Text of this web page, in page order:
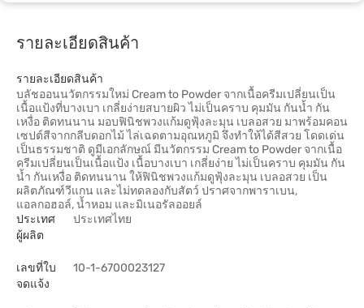
รายละเอียดสินค้า
รายละเอียดสินค้า
บลัชออนนวัตกรรมใหม่ Cream to Powder จากเนื้อครีมเปลี่ยนเป็น
เนื้อแป้งที่บางเบา เกลี่ยง่ายสบายผิว ไม่เป็นคราบ คุมมัน กันน้ำ กัน
เหงื่อ ติดทนนาน มอบฟินิชพวงแก้มดูฟุ้งละมุน เบลอสวย มาพร้อมคอน
เซปต์สีจากกลีบดอกไม้ ไล่เฉดตามอุณหภูมิ จึงทำให้ได้สีสวย โดดเด่น
เป็นธรรมชาติ ดูมีเอกลักษณ์ มีนวัตกรรม Cream to Powder จากเนื้อ
ครีมเปลี่ยนเป็นเนื้อแป้ง เนื้อบางเบา เกลี่ยง่าย ไม่เป็นคราบ คุมมัน กัน
น้ำ กันเหงื่อ ติดทนนาน ให้ฟินิชพวงแก้มดูฟุ้งละมุน เบลอสวย เป็น
ผลิตภัณฑ์วีแกน และไม่ทดลองกับสัตว์ ปราศจากพาราเบน,
แอลกอฮอล์, น้ำหอม และมิเนอรัลออยล์
ประเทศ
ผู้ผลิต
ประเทศไทย
เลขที่ใบ
จดแจ้ง
10-1-6700023127